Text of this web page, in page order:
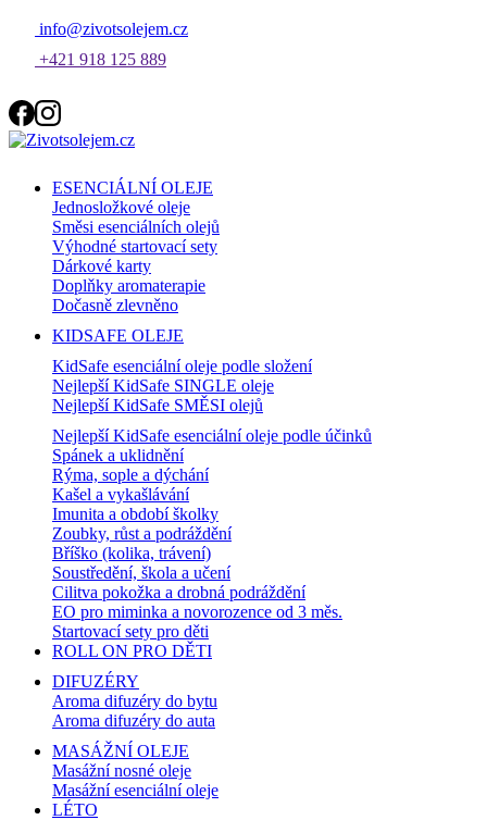
info@zivotsolejem.cz
+421 918 125 889
ESENCIÁLNÍ OLEJE
Jednosložkové oleje
Směsi esenciálních olejů
Výhodné startovací sety
Dárkové karty
Doplňky aromaterapie
Dočasně zlevněno
KIDSAFE OLEJE
KidSafe esenciální oleje podle složení
Nejlepší KidSafe SINGLE oleje
Nejlepší KidSafe SMĚSI olejů
Nejlepší KidSafe esenciální oleje podle účinků
Spánek a uklidnění
Rýma, sople a dýchání
Kašel a vykašlávání
Imunita a období školky
Zoubky, růst a podráždění
Bříško (kolika, trávení)
Soustředění, škola a učení
Cilitva pokožka a drobná podráždění
EO pro miminka a novorozence od 3 měs.
Startovací sety pro děti
ROLL ON PRO DĚTI
DIFUZÉRY
Aroma difuzéry do bytu
Aroma difuzéry do auta
MASÁŽNÍ OLEJE
Masážní nosné oleje
Masážní esenciální oleje
LÉTO